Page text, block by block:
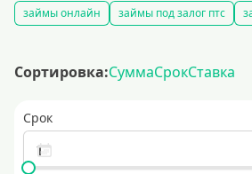
займы онлайн займы под залог птс
Сортировка:СуммаСрокСтавка
Срок